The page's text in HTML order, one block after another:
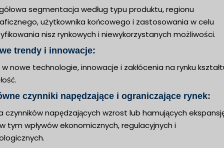
segmentacja według typu produktu, regionu
użytkownika końcowego i zastosowania w celu
nisz rynkowych i niewykorzystanych możliwości.
trendy i innowacje:
w nowe technologie, innowacje i zakłócenia na rynku
czynniki napędzające i ograniczające rynek:
czynników napędzających wzrost lub hamujących
tym wpływów ekonomicznych, regulacyjnych i